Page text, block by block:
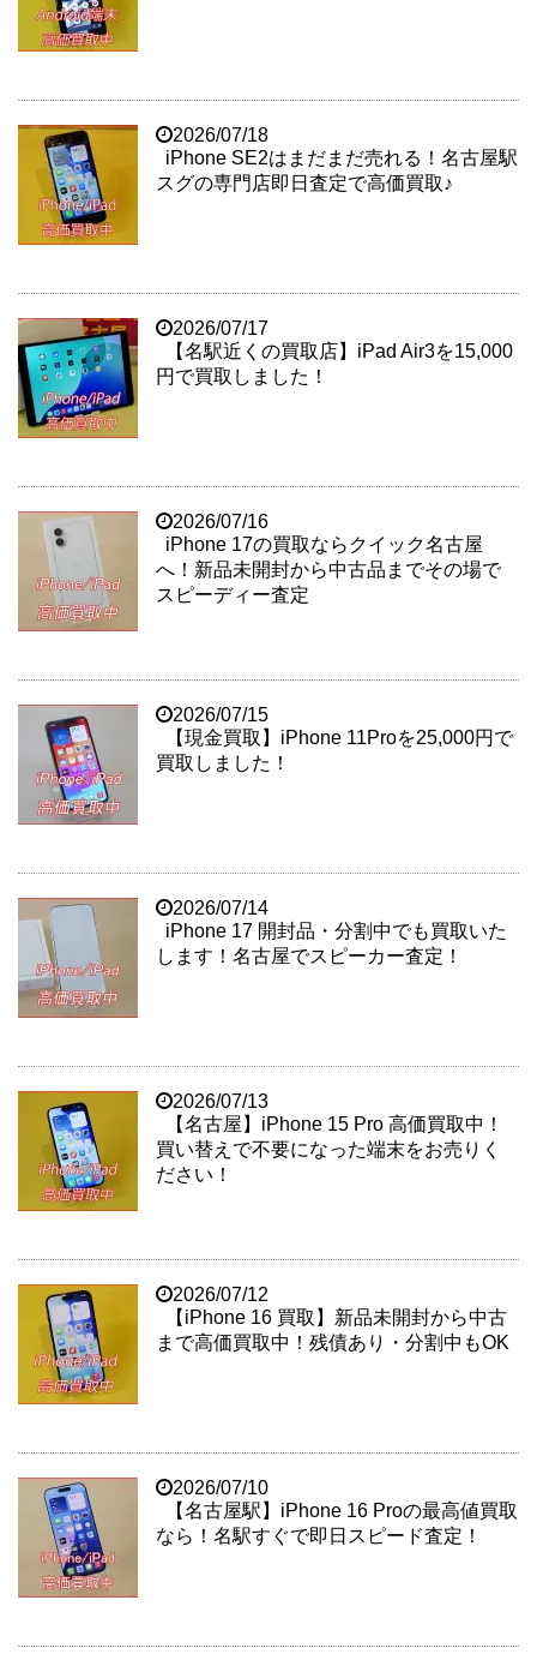
2026/07/18
iPhone SE2はまだまだ売れる！名古屋駅
スグの専門店即日査定で高価買取♪
2026/07/17
【名駅近くの買取店】iPad Air3を15,000
円で買取しました！
2026/07/16
iPhone 17の買取ならクイック名古屋
へ！新品未開封から中古品までその場で
スピーディー査定
2026/07/15
【現金買取】iPhone 11Proを25,000円で
買取しました！
2026/07/14
iPhone 17 開封品・分割中でも買取いた
します！名古屋でスピーカー査定！
2026/07/13
【名古屋】iPhone 15 Pro 高価買取中！
買い替えで不要になった端末をお売りく
ださい！
2026/07/12
【iPhone 16 買取】新品未開封から中古
まで高価買取中！残債あり・分割中もOK
2026/07/10
【名古屋駅】iPhone 16 Proの最高値買取
なら！名駅すぐで即日スピード査定！